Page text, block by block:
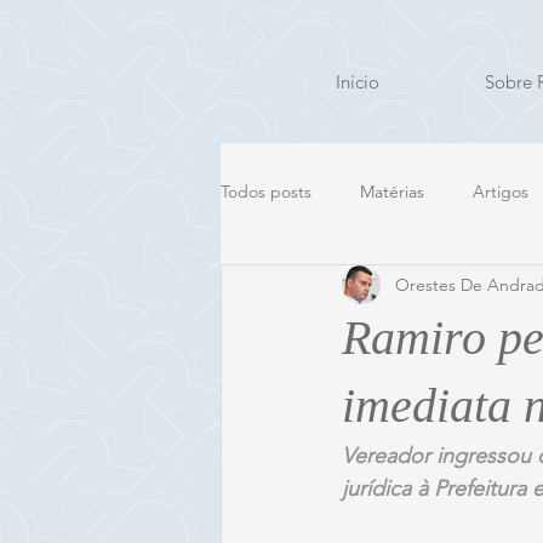
Início Sobre
Todos posts Matérias Artigos
Ramiro
imediata
Orestes De
Vereador
jurídica à Prefeitura